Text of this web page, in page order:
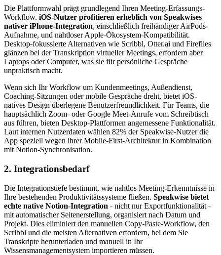
Die Plattformwahl prägt grundlegend Ihren Meeting-Erfassungs-
Workflow. iOS-Nutzer profitieren erheblich von Speakwises
nativer iPhone-Integration, einschließlich freihändiger AirPods-
Aufnahme, und nahtloser Apple-Ökosystem-Kompatibilität.
Desktop-fokussierte Alternativen wie Scribbl, Otter.ai und Fireflies
glänzen bei der Transkription virtueller Meetings, erfordern aber
Laptops oder Computer, was sie für persönliche Gespräche
unpraktisch macht.
Wenn sich Ihr Workflow um Kundenmeetings, Außendienst,
Coaching-Sitzungen oder mobile Gespräche dreht, bietet iOS-
natives Design überlegene Benutzerfreundlichkeit. Für Teams, die
hauptsächlich Zoom- oder Google Meet-Anrufe vom Schreibtisch
aus führen, bieten Desktop-Plattformen angemessene Funktionalität.
Laut internen Nutzerdaten wählen 82% der Speakwise-Nutzer die
App speziell wegen ihrer Mobile-First-Architektur in Kombination
mit Notion-Synchronisation.
2. Integrationsbedarf
Die Integrationstiefe bestimmt, wie nahtlos Meeting-Erkenntnisse in
Ihre bestehenden Produktivitätssysteme fließen. Speakwise bietet
echte native Notion-Integration - nicht nur Exportfunktionalität -
mit automatischer Seitenerstellung, organisiert nach Datum und
Projekt. Dies eliminiert den manuellen Copy-Paste-Workflow, den
Scribbl und die meisten Alternativen erfordern, bei dem Sie
Transkripte herunterladen und manuell in Ihr
Wissensmanagementsystem importieren müssen.